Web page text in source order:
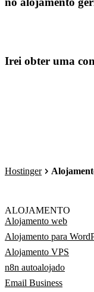
Irei obter uma
Hostinger
ALOJAMENTO
Alojamento web
Alojamento para
Alojamento VPS
n8n autoalojado
Email Business